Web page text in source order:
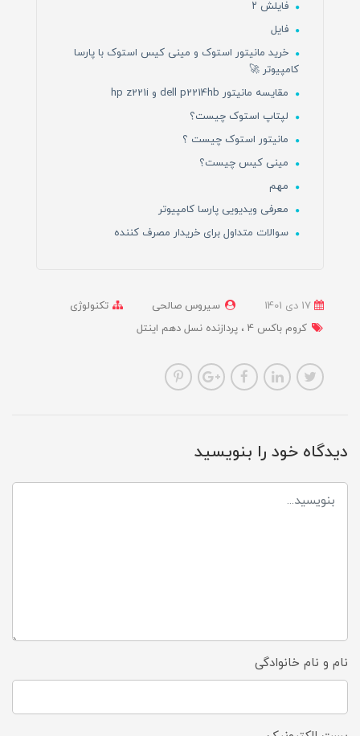
فایلش ۲
فایل
خرید مانیتور استوک و مینی کیس استوک با پارسا
کامپیوتر 🚀
مقایسه مانیتور dell p2214hb و hp z221i
لپتاپ استوک چیست؟
مانیتور استوک چیست ؟
مینی کیس چیست؟
مهم
معرفی ویدیویی پارسا کامپیوتر
سوالات متداول برای خریدار مصرف کننده
سیروس صالحی
تکنولوژی
کروم باکس 4
پردازنده نسل دهم اینتل
دیدگاه خود را بنویسید
نام و نام خانوادگی